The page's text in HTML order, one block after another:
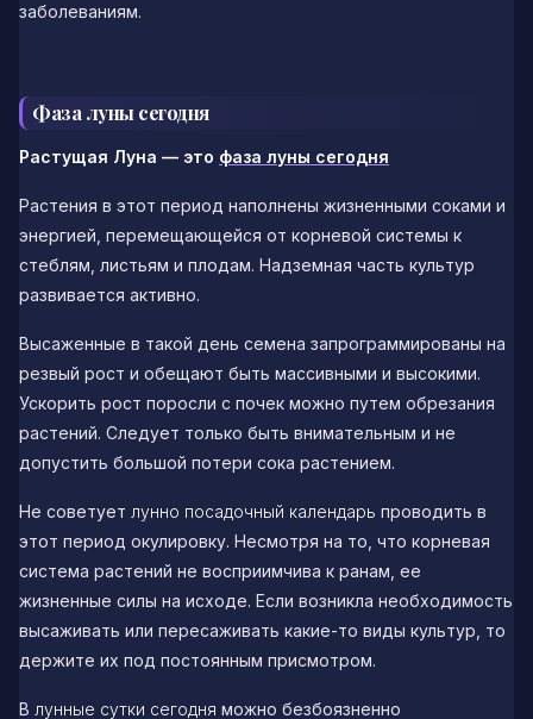
заболеваниям.
Фаза луны сегодня
Растущая Луна — это фаза луны сегодня
Растения в этот период наполнены жизненными соками и
энергией, перемещающейся от корневой системы к
стеблям, листьям и плодам. Надземная часть культур
развивается активно.
Высаженные в такой день семена запрограммированы на
резвый рост и обещают быть массивными и высокими.
Ускорить рост поросли с почек можно путем обрезания
растений. Следует только быть внимательным и не
допустить большой потери сока растением.
Не советует лунно посадочный календарь проводить в
этот период окулировку. Несмотря на то, что корневая
система растений не восприимчива к ранам, ее
жизненные силы на исходе. Если возникла необходимость
высаживать или пересаживать какие-то виды культур, то
держите их под постоянным присмотром.
В лунные сутки сегодня можно безбоязненно